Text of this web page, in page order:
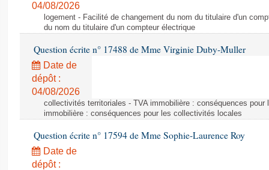
Comptes rendus des débats
04/08/2026
logement - Facilité de changement du nom du titulaire d'un
du nom du titulaire d'un compteur électrique
Question écrite n° 17488 de Mme Virginie Duby-Muller
Date de
dépôt :
04/08/2026
collectivités territoriales - TVA immobilière : conséquences
immobilière : conséquences pour les collectivités locales
Question écrite n° 17594 de Mme Sophie-Laurence Roy
Date de
dépôt :